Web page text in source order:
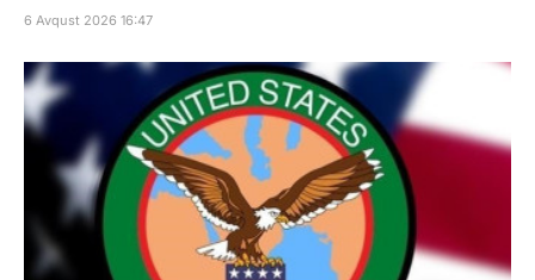
6 Avqust 2026 16:47